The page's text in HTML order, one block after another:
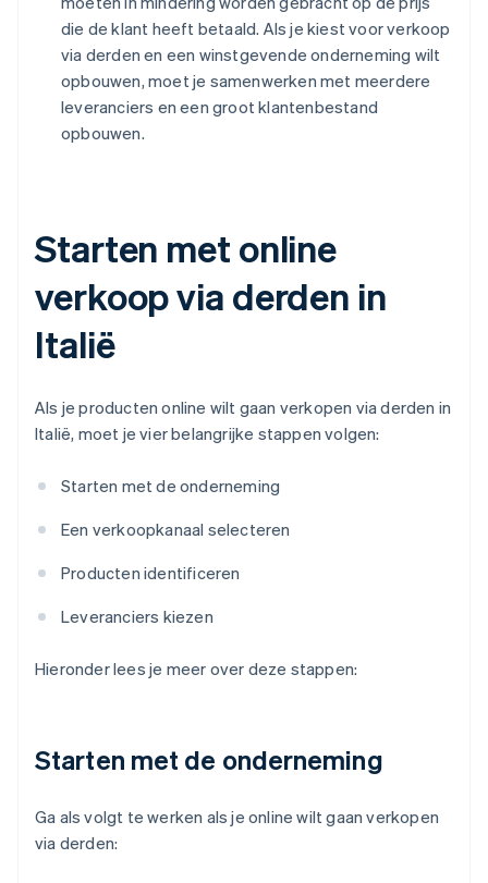
die de klant heeft betaald. Als je kiest voor verkoop
via derden en een winstgevende onderneming wilt
opbouwen, moet je samenwerken met meerdere
leveranciers en een groot klantenbestand
opbouwen.
Starten met online
verkoop via derden in
Italië
Als je producten online wilt gaan verkopen via derden in
Italië, moet je vier belangrijke stappen volgen:
Starten met de onderneming
Een verkoopkanaal selecteren
Producten identificeren
Leveranciers kiezen
Hieronder lees je meer over deze stappen:
Starten met de onderneming
Ga als volgt te werken als je online wilt gaan verkopen
via derden: